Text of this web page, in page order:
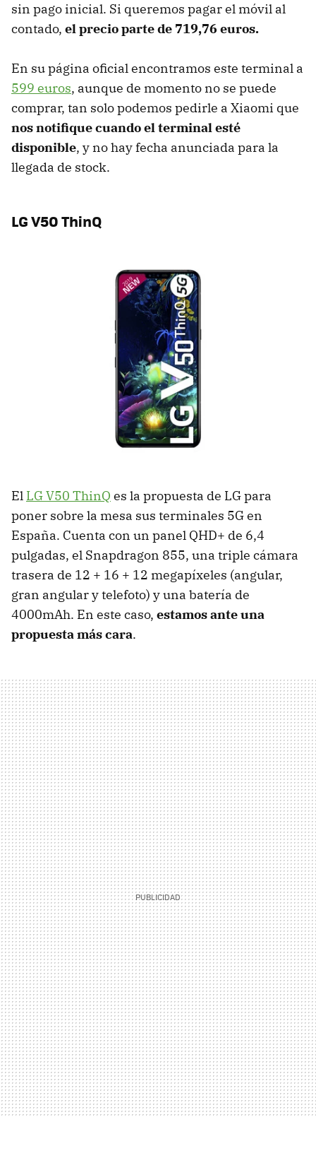
sin pago inicial. Si queremos pagar el móvil al
contado, el precio parte de 719,76 euros.
En su página oficial encontramos este terminal a
599 euros, aunque de momento no se puede
comprar, tan solo podemos pedirle a Xiaomi que
nos notifique cuando el terminal esté
disponible, y no hay fecha anunciada para la
llegada de stock.
LG V50 ThinQ
El LG V50 ThinQ es la propuesta de LG para
poner sobre la mesa sus terminales 5G en
España. Cuenta con un panel QHD+ de 6,4
pulgadas, el Snapdragon 855, una triple cámara
trasera de 12 + 16 + 12 megapíxeles (angular,
gran angular y telefoto) y una batería de
4000mAh. En este caso, estamos ante una
propuesta más cara.